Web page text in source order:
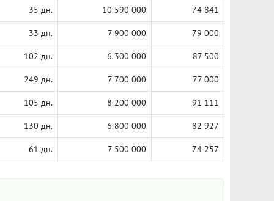
35 дн. 10 590 000 74 841
33 дн. 7 900 000 79 000
102 дн. 6 300 000 87 500
249 дн. 7 700 000 77 000
105 дн. 8 200 000 91 111
130 дн. 6 800 000 82 927
61 дн. 7 500 000 74 257